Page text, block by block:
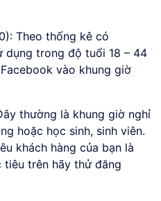
Theo thống kê có
dụng trong độ tuổi 18 – 44
vào khung giờ
thường là khung giờ nghỉ
hoặc học sinh, sinh viên.
khách hàng của bạn là
trên hãy thử đăng